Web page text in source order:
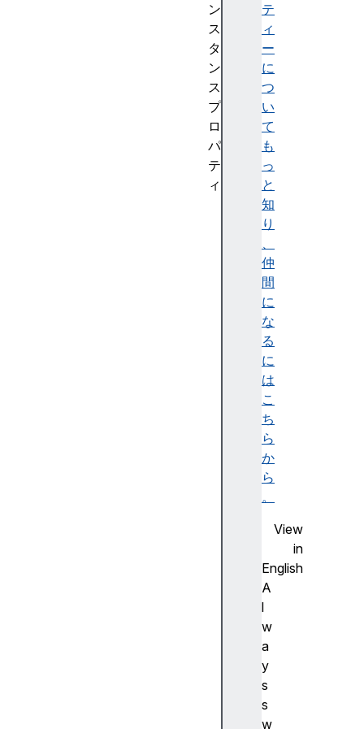
テ
ィ
ー
に
つ
い
て
も
っ
と
知
り
、
仲
間
に
な
る
に
は
こ
ち
ら
か
ら
。
View
in
English
A
l
w
a
y
s
s
w
ン
ス
タ
ン
ス
プ
ロ
パ
テ
ィ